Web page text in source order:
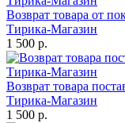
Возврат товара от
Тирика-Магазин
1 500 р.
Возврат товара
Тирика-Магазин
1 500 р.